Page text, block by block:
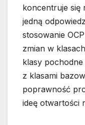
koncentruje się
jedną
stosowanie
zmian w
klasy
z klasami
poprawność
ideę otwartości